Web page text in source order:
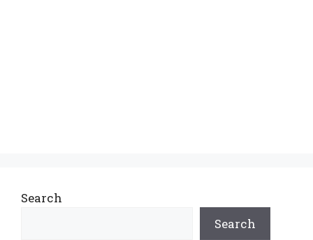
Search
Search